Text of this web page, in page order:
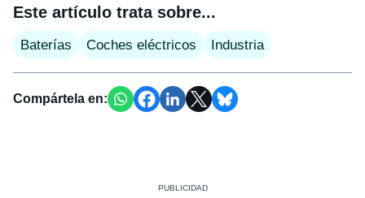
Este artículo trata sobre...
Baterías Coches eléctricos Industria
Compártela en: